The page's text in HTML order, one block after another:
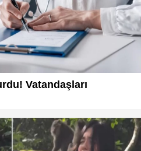
Vatandaşları